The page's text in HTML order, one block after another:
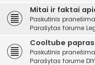
Mitai ir faktai
Paskutinis
Parašytas forume
Cooltube
Paskutinis
Parašytas forume DIY